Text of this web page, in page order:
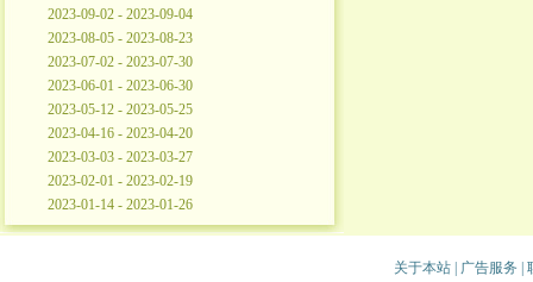
2023-09-02 - 2023-09-04
2023-08-05 - 2023-08-23
2023-07-02 - 2023-07-30
2023-06-01 - 2023-06-30
2023-05-12 - 2023-05-25
2023-04-16 - 2023-04-20
2023-03-03 - 2023-03-27
2023-02-01 - 2023-02-19
2023-01-14 - 2023-01-26
关于本站| 广告服务